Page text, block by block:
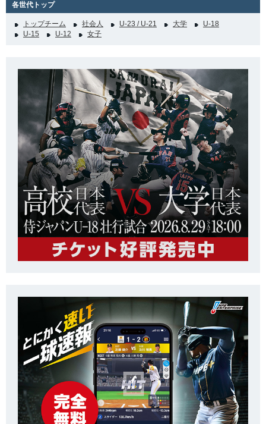
各世代トップ
トップチーム 社会人 U-23 / U-21 大学
U-18
U-15
U-12 女子